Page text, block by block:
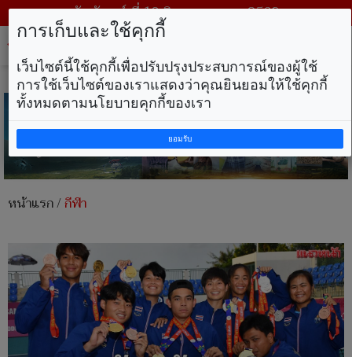
วันจันทร์ ที่ 10 สิงหาคม พ.ศ. 2569
หน้าแรก/กีฬา
การเก็บและใช้คุกกี้
เว็บไซต์นี้ใช้คุกกี้เพื่อปรับปรุงประสบการณ์ของผู้ใช้
การใช้เว็บไซต์ของเราแสดงว่าคุณยินยอมให้ใช้คุกกี้
ทั้งหมดตามนโยบายคุกกี้ของเรา
ยอมรับ